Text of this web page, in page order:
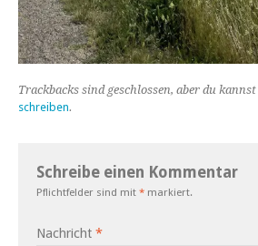
Trackbacks sind geschlossen, aber du kannst
schreiben.
Schreibe einen Kommentar
Pflichtfelder sind mit * markiert.
Nachricht *